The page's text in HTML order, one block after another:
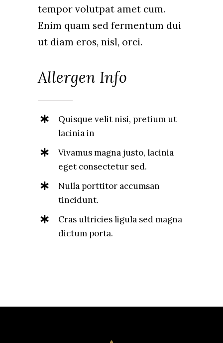
tempor volutpat amet cum.
Enim quam sed fermentum dui
ut diam eros, nisl, orci.
Allergen Info
Quisque velit nisi, pretium ut
lacinia in
Vivamus magna justo, lacinia
eget consectetur sed.
Nulla porttitor accumsan
tincidunt.
Cras ultricies ligula sed magna
dictum porta.